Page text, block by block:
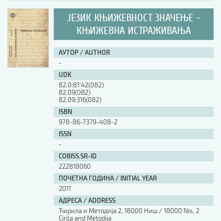
ЈЕЗИК КЊИЖЕВНОСТ ЗНАЧЕЊЕ -
КЊИЖЕВНА ИСТРАЖИВАЊА
АУТОР / AUTHOR
-
UDK
82.0:81’42(082)
82.09(082)
82.09:316(082)
ISBN
978-86-7379-408-2
ISSN
-
COBISS.SR-ID
222818060
ПОЧЕТНА ГОДИНА / INITIAL YEAR
2011
АДРЕСА / ADDRESS
Ћирила и Методија 2, 18000 Ниш / 18000 Nis, 2
Cirila and Metodija